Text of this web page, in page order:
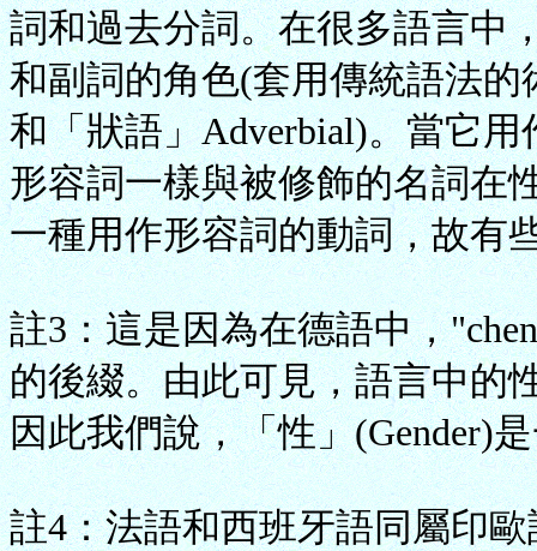
詞和過去分詞。在很多語言中
和副詞的角色(套用傳統語法
和「狀語」Adverbial)。當它
形容詞一樣與被修飾的名詞在
一種用作形容詞的動詞，故有
註3：這是因為在德語中，
的後綴。由此可見，語言中的
因此我們說，「性」(Gender)
註4：法語和西班牙語同屬印